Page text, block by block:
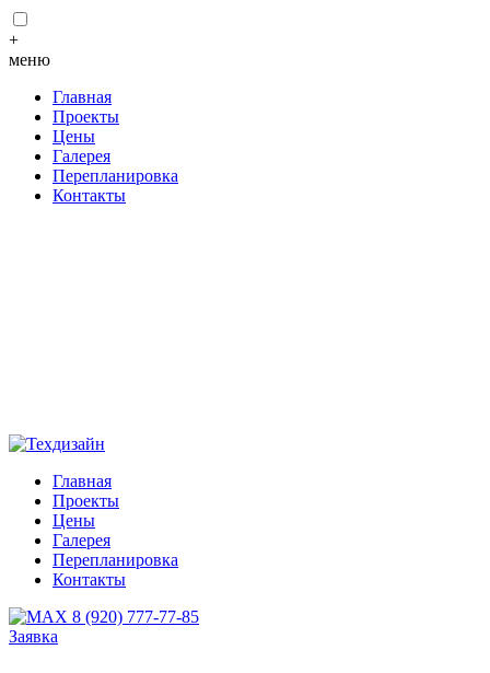
+
меню
Главная
Проекты
Цены
Галерея
Перепланировка
Контакты
Главная
Проекты
Цены
Галерея
Перепланировка
Контакты
8 (920) 777-77-85
Заявка